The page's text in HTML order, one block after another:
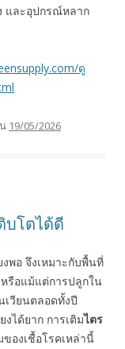
และอุปกรณ์หลาก
ดู
19/05/2026
บโตได้ดี
พอ จึงเหมาะกับพื้นที่
รือแม้แต่การปลูกใน
เวียนตลอดทั้งปี
ได้ยาก การเติมไตร
องเชื้อโรคเหล่านี้